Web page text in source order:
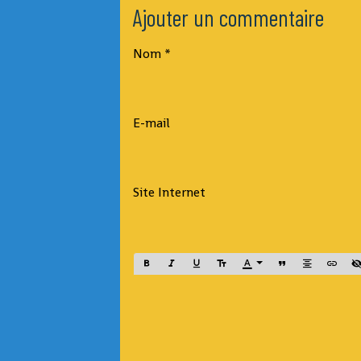
Ajouter un commentaire
Nom
E-mail
Site Internet